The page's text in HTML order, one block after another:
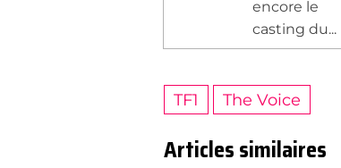
encore le
casting du...
TF1 The Voice
Articles similaires